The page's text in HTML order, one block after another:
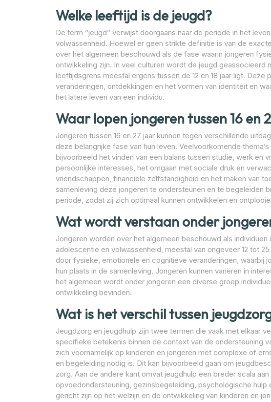
Welke leeftijd is de jeugd?
De term “jeugd” verwijst doorgaans naar de periode in het
volwassenheid. Hoewel er geen strikte definitie is van de
over het algemeen beschouwd als de fase waarin jongeren
ontwikkeling zijn. In veel culturen wordt de jeugd geassocieerd
leeftijdsgrens meestal ergens tussen de 12 en 18 jaar ligt. Deze
veranderingen, ontdekkingen en het vormen van identiteit en
het latere leven van een individu.
Waar lopen jongeren tussen 16 en
Jongeren tussen 16 en 27 jaar kunnen tegen verschillende
deze belangrijke fase van hun leven. Veelvoorkomende
bijvoorbeeld het vinden van een balans tussen studie, werk en
persoonlijke interesses, het omgaan met sociale druk en
vriendschappen, financiële zelfstandigheid en het maken van
samenleving deze jongeren te ondersteunen en te begeleiden
periode, zodat zij zich optimaal kunnen ontwikkelen en
Wat wordt verstaan onder
Jongeren worden over het algemeen beschouwd als
adolescentie en volwassenheid, meestal van ongeveer 12 tot
door fysieke, emotionele en cognitieve veranderingen, waarbij
hun plaats in de samenleving. Jongeren kunnen variëren in
het algemeen wordt onder jongeren een diverse groep
ontwikkeling bevinden.
Wat is het verschil tussen
Jeugdzorg en jeugdhulp zijn twee termen die vaak met elkaar
specifieke betekenis binnen de context van de ondersteuning
zich voornamelijk op kinderen en jongeren met complexe of
en begeleiding nodig is. Dit kan bijvoorbeeld gaan om
zorg. Aan de andere kant omvat jeugdhulp een breder scala
opvoedondersteuning, gezinsbegeleiding, psychologische hulp
gericht zijn op het welzijn en de ontwikkeling van kinderen en